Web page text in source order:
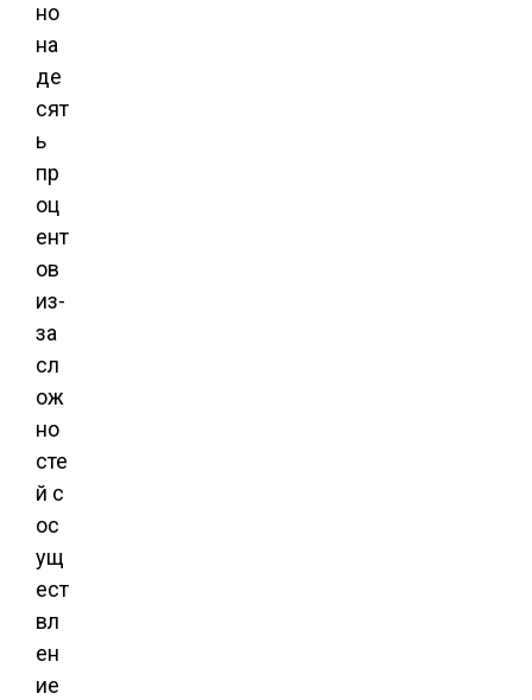
но
на
де
сят
ь
пр
оц
ент
ов
из-
за
сл
ож
но
сте
й с
ос
ущ
ест
вл
ен
ие